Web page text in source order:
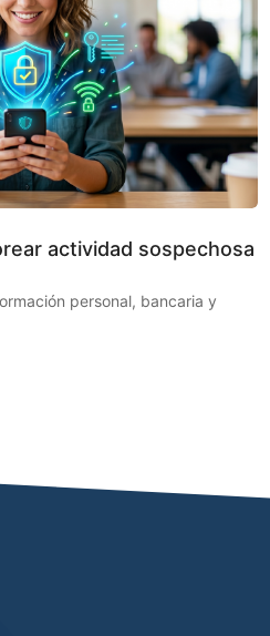
actividad sospechosa
personal, bancaria y